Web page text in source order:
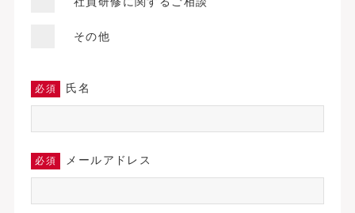
その他
必須 氏名
必須 メールアドレス